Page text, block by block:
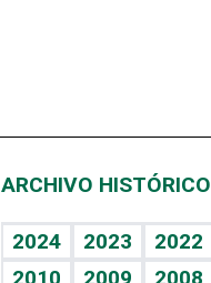
ARCHIVO HISTÓRICO
2024 2023 2022
2010
2009 2008